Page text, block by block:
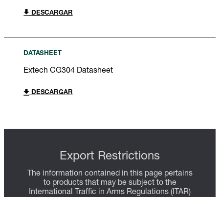
DESCARGAR
DATASHEET
Extech CG304 Datasheet
DESCARGAR
Export Restrictions
The information contained in this page pertains
to products that may be subject to the
International Traffic in Arms Regulations (ITAR)